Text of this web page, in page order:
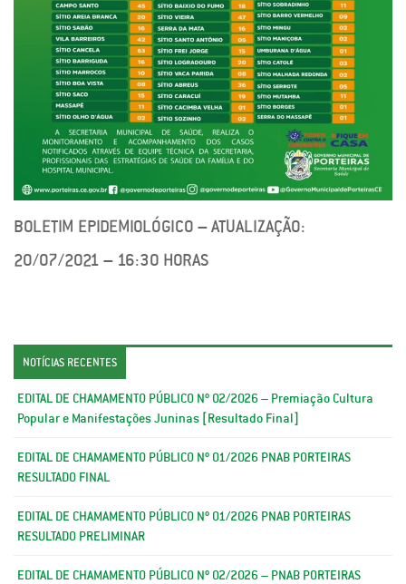
BOLETIM EPIDEMIOLÓGICO – ATUALIZAÇÃO:
20/07/2021 – 16:30 HORAS
NOTÍCIAS RECENTES
EDITAL DE CHAMAMENTO PÚBLICO Nº 02/2026 – Premiação Cultura
Popular e Manifestações Juninas [Resultado Final]
EDITAL DE CHAMAMENTO PÚBLICO Nº 01/2026 PNAB PORTEIRAS
RESULTADO FINAL
EDITAL DE CHAMAMENTO PÚBLICO Nº 01/2026 PNAB PORTEIRAS
RESULTADO PRELIMINAR
EDITAL DE CHAMAMENTO PÚBLICO Nº 02/2026 – PNAB PORTEIRAS